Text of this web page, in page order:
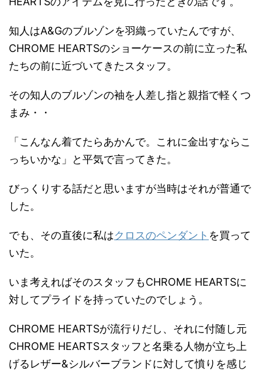
知人はA&Gのブルゾンを羽織っていたんですが、
CHROME HEARTSのショーケースの前に立った私
たちの前に近づいてきたスタッフ。
その知人のブルゾンの袖を人差し指と親指で軽くつ
まみ・・
「こんなん着てたらあかんで。これに金出すならこ
っちいかな」と平気で言ってきた。
びっくりする話だと思いますが当時はそれが普通で
した。
でも、その直後に私はクロスのペンダント を買って
いた。
いま考えればそのスタッフもCHROME HEARTSに
対してプライドを持っていたのでしょう。
CHROME HEARTSが流行りだし、それに付随し元
CHROME HEARTSスタッフと名乗る人物が立ち上
げるレザー&シルバーブランドに対して憤りを感じ